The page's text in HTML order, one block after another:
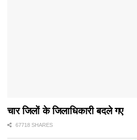
चार जिलों के जिलाधिकारी बदले गए
67718 SHARES